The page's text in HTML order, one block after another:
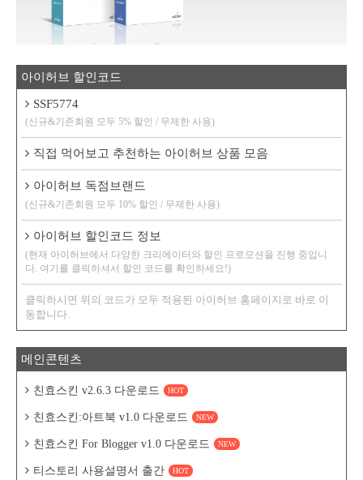
아이허브 할인코드
SSF5774
(신규&기존회원 모두 5% 할인 / 무제한 사용)
직접 먹어보고 추천하는 아이허브 상품 모음
아이허브 독점브랜드
(신규&기존회원 모두 10% 할인 / 무제한 사용)
아이허브 할인코드 정보
(현재 아이허브에서 다양한 크리에이터와 할인 프로모션을 진행 중입니
다. 여기를 클릭하셔서 할인 코드를 확인하세요!)
클릭하시면 위의 코드가 모두 적용된 아이허브 홈페이지로 바로 이
동합니다.
메인콘텐츠
친효스킨 v2.6.3 다운로드 HOT
친효스킨:아트북 v1.0 다운로드 NEW
친효스킨 For Blogger v1.0 다운로드 NEW
티스토리 사용설명서 출간 HOT